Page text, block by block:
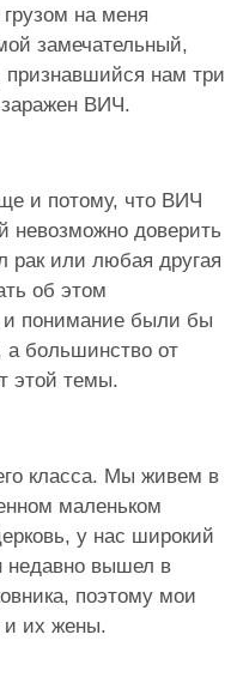
на меня
замечательный,
нам три
заражен ВИЧ.
и потому, что ВИЧ
невозможно доверить
или любая другая
об этом
понимание были бы
большинство от
этой темы.
класса. Мы живем в
маленьком
у нас широкий
вышел в
поэтому мои
и их жены.